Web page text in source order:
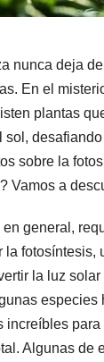
nunca deja
En el
plantas
sol,
sobre la
Vamos a
en general,
la fotosíntesis,
la luz
especies
increíbles
Algunas de